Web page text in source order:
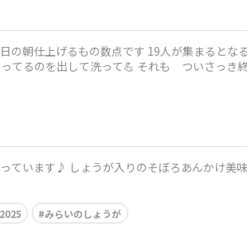
して洗って💪 それも ついさっき終わりました 今夜は
♪ しょうが入りのそぼろあんかけ美味しいです☺️☘️ 今
みらいのしょうが